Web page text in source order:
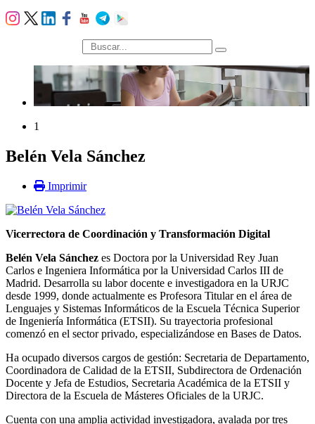
búsqueda
1
Belén Vela Sánchez
Imprimir
Vicerrectora de Coordinación y Transformación Digital
Belén Vela Sánchez es Doctora por la Universidad Rey Juan
Carlos e Ingeniera Informática por la Universidad Carlos III de
Madrid. Desarrolla su labor docente e investigadora en la URJC
desde 1999, donde actualmente es Profesora Titular en el área de
Lenguajes y Sistemas Informáticos de la Escuela Técnica Superior
de Ingeniería Informática (ETSII). Su trayectoria profesional
comenzó en el sector privado, especializándose en Bases de Datos.
Ha ocupado diversos cargos de gestión: Secretaria de Departamento,
Coordinadora de Calidad de la ETSII, Subdirectora de Ordenación
Docente y Jefa de Estudios, Secretaria Académica de la ETSII y
Directora de la Escuela de Másteres Oficiales de la URJC.
Cuenta con una amplia actividad investigadora, avalada por tres